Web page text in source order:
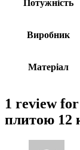
Потужність
Виробник
Матеріал
1 review for
плитою 12